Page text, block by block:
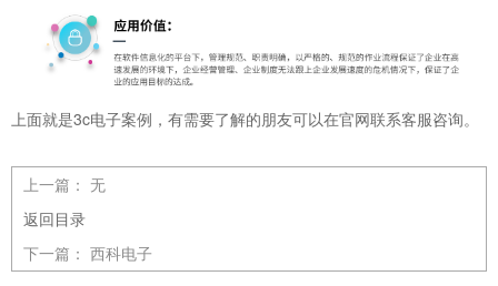
上面就是3c电子案例，有需要了解的朋友可以在官网联系客服咨询。
上一篇： 无
返回目录
下一篇： 西科电子